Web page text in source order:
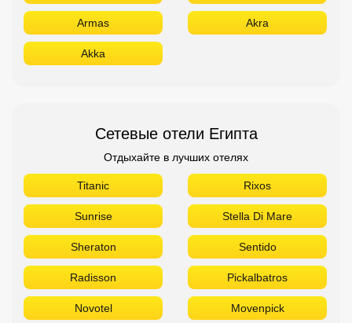
Armas Akra
Akka
Сетевые отели Египта
Отдыхайте в лучших отелях
Titanic Rixos
Sunrise Stella Di Mare
Sheraton Sentido
Radisson Pickalbatros
Novotel Movenpick